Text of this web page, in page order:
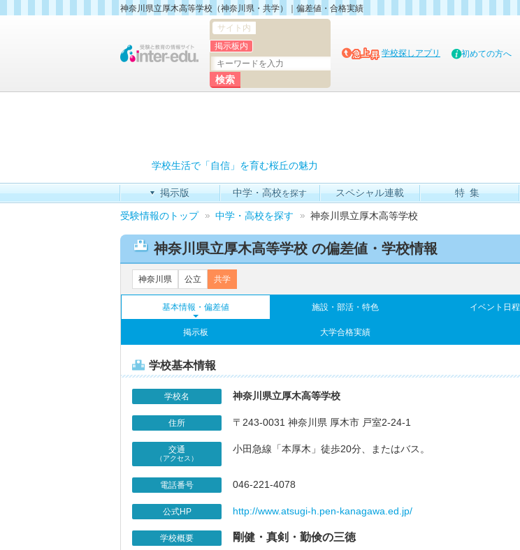
神奈川県立厚木高等学校（神奈川県・共学）｜偏差値・合格実績
サイト内
掲示板内
学校探しアプリ 初めての方へ
学校生活で「自信」を育む桜丘の魅力
掲示版 中学・高校を探す スペシャル連載 特集
受験情報のトップ 中学・高校を探す 神奈川県立厚木高等学校
神奈川県立厚木高等学校 の偏差値・学校情報
神奈川県 公立 共学
基本情報・偏差値 施設・部活・特色 イベント日程
掲示板 大学合格実績
学校基本情報
学校名 神奈川県立厚木高等学校
住所 〒243-0031 神奈川県 厚木市 戸室2-24-1
交通
（アクセス）
小田急線「本厚木」徒歩20分、またはバス。
電話番号 046-221-4078
公式HP http://www.atsugi-h.pen-kanagawa.ed.jp/
学校概要 剛健・真剣・勤倹の三徳